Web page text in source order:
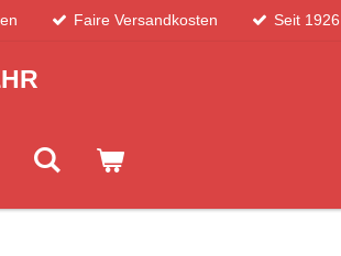
Faire Versandkosten Seit 1926